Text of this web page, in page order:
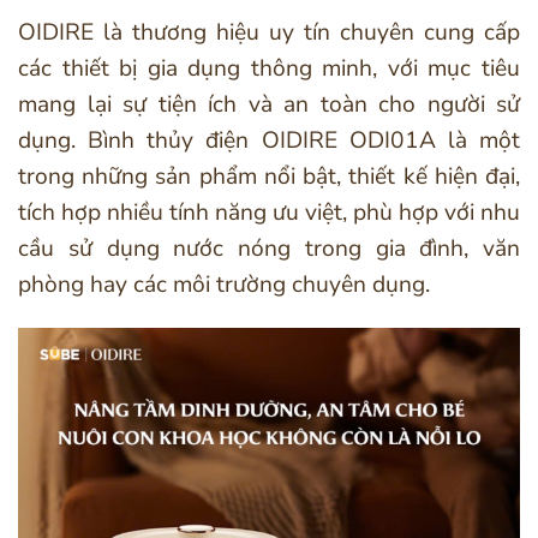
OIDIRE là thương hiệu uy tín chuyên cung cấp
các thiết bị gia dụng thông minh, với mục tiêu
mang lại sự tiện ích và an toàn cho người sử
dụng. Bình thủy điện OIDIRE ODI01A là một
trong những sản phẩm nổi bật, thiết kế hiện đại,
tích hợp nhiều tính năng ưu việt, phù hợp với nhu
cầu sử dụng nước nóng trong gia đình, văn
phòng hay các môi trường chuyên dụng.